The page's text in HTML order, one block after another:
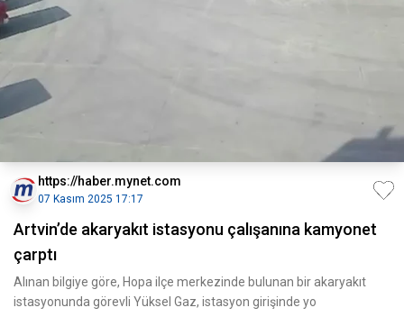
https://haber.mynet.com
07 Kasım 2025 17:17
Artvin’de akaryakıt istasyonu çalışanına kamyonet
çarptı
Alınan bilgiye göre, Hopa ilçe merkezinde bulunan bir akaryakıt
istasyonunda görevli Yüksel Gaz, istasyon girişinde yo